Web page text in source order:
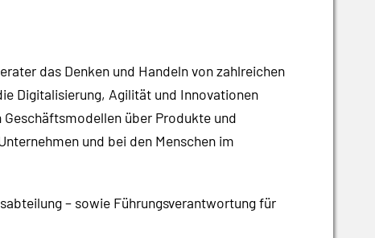
das Denken und Handeln von zahlreichen
Digitalisierung, Agilität und Innovationen
über Produkte und
und bei den Menschen im
– sowie Führungsverantwortung für